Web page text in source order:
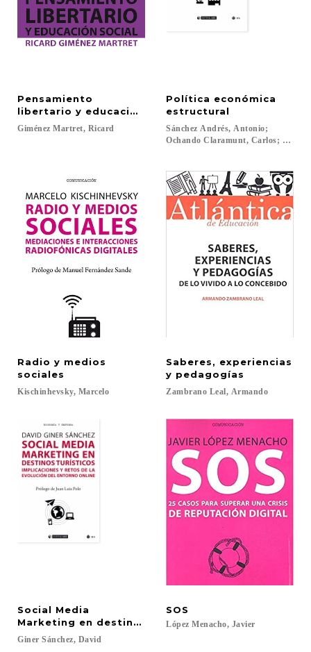
Pensamiento
libertario y educación social
Giménez Martret, Ricard
Política económica
estructural
Sánchez Andrés, Antonio;
Ochando Claramunt, Carlos;
Radio y medios
sociales
Kischinhevsky, Marcelo
Saberes, experiencias
y pedagogías
Zambrano Leal, Armando
Social Media
Marketing en destinos turísticos
Giner Sánchez, David
SOS
López Menacho, Javier